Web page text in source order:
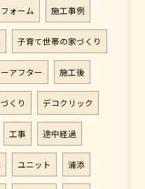
ォーム 施工事例
子育て世帯の家づくり
アフター 施工後
くり デコクリック
工事 途中経過
ユニット 浦添